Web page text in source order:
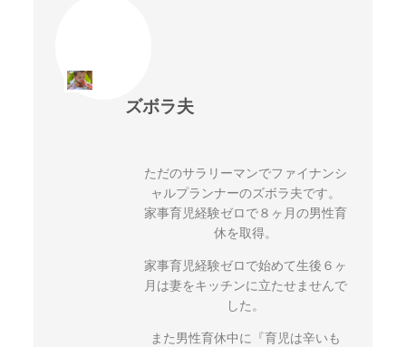
ズボラ夫
ただのサラリーマンでファイナンシ
ャルプランナーのズボラ夫です。
家事育児経験ゼロで８ヶ月の男性育
休を取得。
家事育児経験ゼロで始めて生後６ヶ
月は妻をキッチンに立たせませんで
した。
また男性育休中に『育児は辛いも